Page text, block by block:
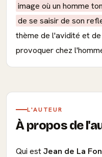
image où un homme
de se saisir de son
thème de l'avidité et
provoquer chez
L'AUTEUR
À propos de
Qui estJean de La